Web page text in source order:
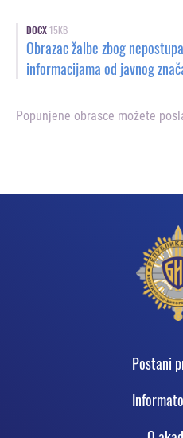
DOCX15KB
Obrazac žalbe zbog
informacijama od javnog
Popunjene obrasce možete
Postani